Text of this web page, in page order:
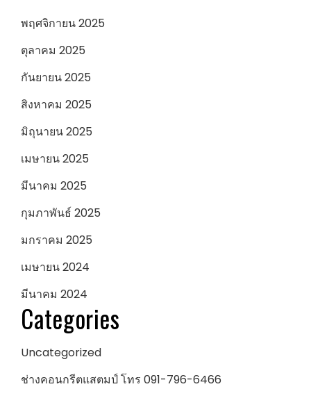
พฤศจิกายน 2025
ตุลาคม 2025
กันยายน 2025
สิงหาคม 2025
มิถุนายน 2025
เมษายน 2025
มีนาคม 2025
กุมภาพันธ์ 2025
มกราคม 2025
เมษายน 2024
มีนาคม 2024
Categories
Uncategorized
ช่างคอนกรีตแสตมป์ โทร 091-796-6466